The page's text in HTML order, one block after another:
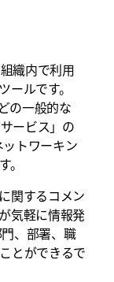
織内で利用
ールです。
の一般的な
ービス」の
トワーキン
。
関するコメン
気軽に情報発
、部署、職
とができるで